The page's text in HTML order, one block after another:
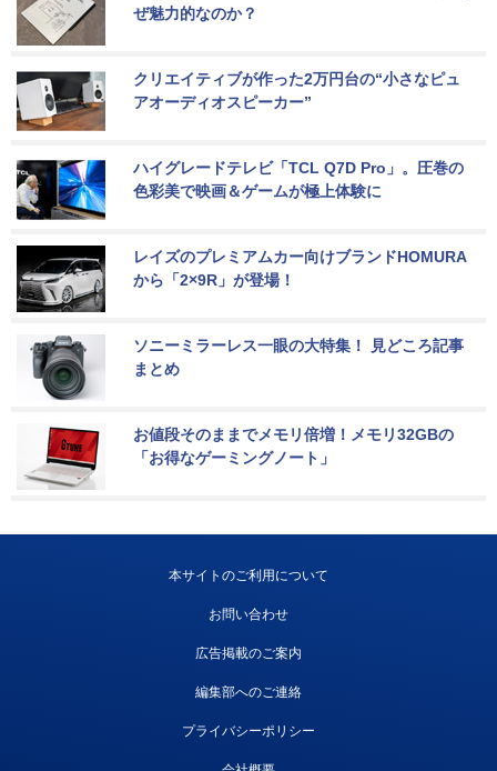
ぜ魅力的なのか？
クリエイティブが作った2万円台の“小さなピュ
アオーディオスピーカー”
ハイグレードテレビ「TCL Q7D Pro」。圧巻の
色彩美で映画＆ゲームが極上体験に
レイズのプレミアムカー向けブランドHOMURA
から「2×9R」が登場！
ソニーミラーレス一眼の大特集！ 見どころ記事
まとめ
お値段そのままでメモリ倍増！メモリ32GBの
「お得なゲーミングノート」
本サイトのご利用について
お問い合わせ
広告掲載のご案内
編集部へのご連絡
プライバシーポリシー